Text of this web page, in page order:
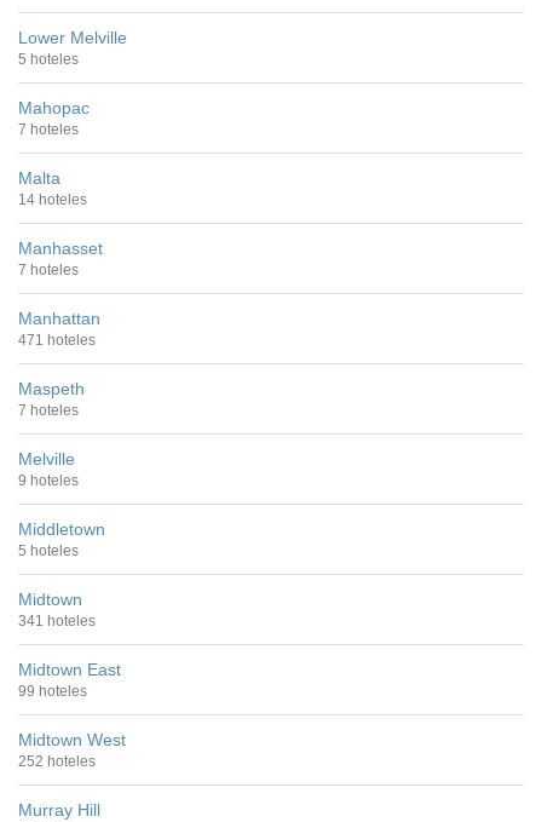
Lower Melville
5 hoteles
Mahopac
7 hoteles
Malta
14 hoteles
Manhasset
7 hoteles
Manhattan
471 hoteles
Maspeth
7 hoteles
Melville
9 hoteles
Middletown
5 hoteles
Midtown
341 hoteles
Midtown East
99 hoteles
Midtown West
252 hoteles
Murray Hill